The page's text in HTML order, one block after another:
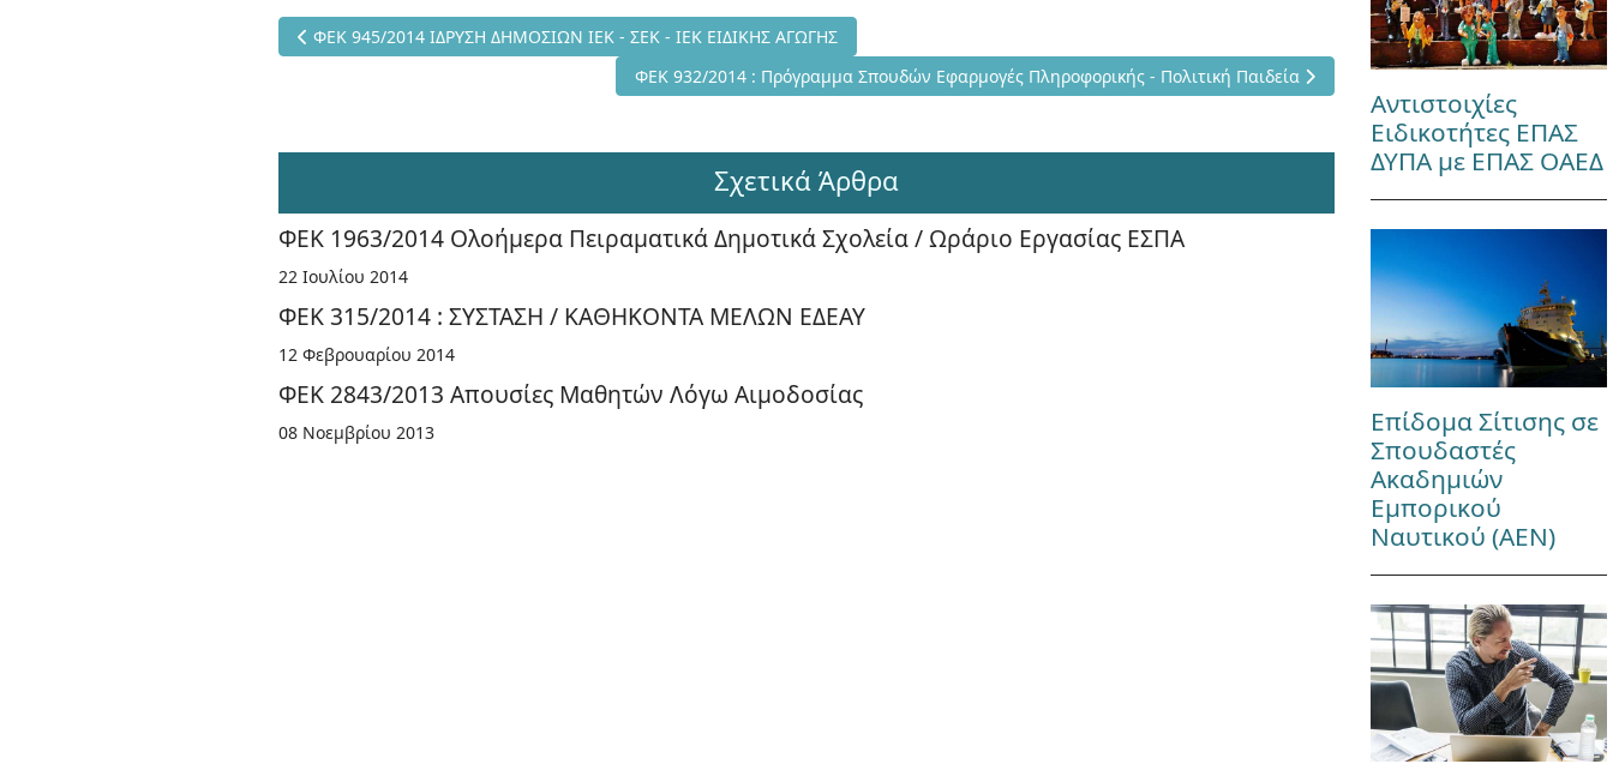
Προηγούμενο άρθρο: ΦΕΚ 945/2014 ΙΔΡΥΣΗ ΔΗΜΟΣΙΩΝ ΙΕΚ - ΣΕΚ - ΙΕΚ ΕΙΔΙΚΗΣ ΑΓΩΓΗΣ
ΦΕΚ 945/2014 ΙΔΡΥΣΗ ΔΗΜΟΣΙΩΝ ΙΕΚ - ΣΕΚ - ΙΕΚ ΕΙΔΙΚΗΣ ΑΓΩΓΗΣ
Επόμενο άρθρο: ΦΕΚ 932/2014 : Πρόγραμμα Σπουδών Εφαρμογές Πληροφορικής - Πολιτική Παιδεία
ΦΕΚ 932/2014 : Πρόγραμμα Σπουδών Εφαρμογές Πληροφορικής - Πολιτική Παιδεία
Σχετικά Άρθρα
ΦΕΚ 1963/2014 Ολοήμερα Πειραματικά Δημοτικά Σχολεία / Ωράριο Εργασίας ΕΣΠΑ
22 Ιουλίου 2014
ΦΕΚ 315/2014 : ΣΥΣΤΑΣΗ / ΚΑΘΗΚΟΝΤΑ ΜΕΛΩΝ ΕΔΕΑΥ
12 Φεβρουαρίου 2014
ΦΕΚ 2843/2013 Απουσίες Μαθητών Λόγω Αιμοδοσίας
08 Νοεμβρίου 2013
Αντιστοιχίες
Ειδικοτήτες ΕΠΑΣ
ΔΥΠΑ με ΕΠΑΣ ΟΑΕΔ
Επίδομα Σίτισης σε
Σπουδαστές
Ακαδημιών
Εμπορικού
Ναυτικού (ΑΕΝ)